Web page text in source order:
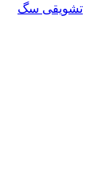
تشویقی سگ